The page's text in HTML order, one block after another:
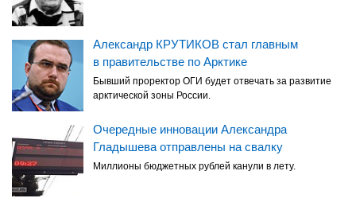
Александр КРУТИКОВ стал главным
в правительстве по Арктике
Бывший проректор ОГИ будет отвечать за развитие
арктической зоны России.
Очередные инновации Александра
Гладышева отправлены на свалку
Миллионы бюджетных рублей канули в лету.